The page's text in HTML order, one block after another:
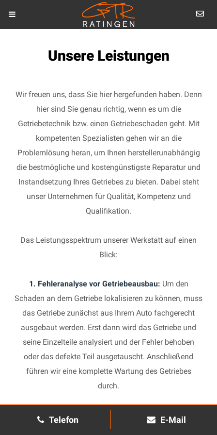
Telefon E-Mail
Unsere Leistungen
Wir freuen uns, dass Sie hier hergefunden haben. Denn
hier sind Sie genau richtig, wenn es um die
Getriebetechnik bzw. einen Getriebeschaden geht. Mit
kompetenten Spezialisten gehen wir an die
Problemlösung heran, um Ihnen herstellerunabhängig
die bestmögliche und kostengünstigste Reparatur und
Instandsetzung Ihres Getriebes zu bieten. Dabei steht
unser Unternehmen für Qualität, Kompetenz und
Qualifikation.
Das Leistungsspektrum unserer Werkstatt auf einen
Blick:
1. Fehleranalyse vor Getriebeausbau: Um den
Schaden an dem Getriebe lokalisieren zu können, muss
das Getriebe zunächst aus Ihrem Auto fachgerecht
ausgebaut werden. Erst dann wird das Getriebe und
seine Einzelteile analysiert und der Fehler behoben
oder das defekte Teil ausgetauscht. Anschließend
führen wir eine komplette Wartung des Getriebes
durch.
2. Manuelles Getriebe:
Die Reparatur eines komplexen
Schaltgetriebes ist äußerst aufwendig und benötigt